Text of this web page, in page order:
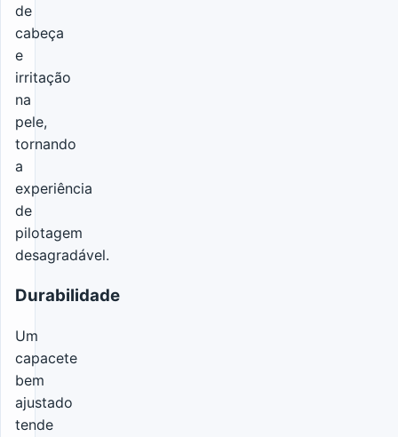
de
cabeça
e
irritação
na
pele,
tornando
a
experiência
de
pilotagem
desagradável.
Durabilidade
Um
capacete
bem
ajustado
tende